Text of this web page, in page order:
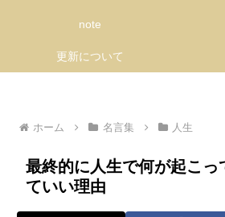
note
更新について
ホーム 名言集 人生
最終的に人生で何が起こっ
ていい理由